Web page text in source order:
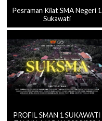
Pesraman Kilat SMA Negeri 1
Sukawati
PROFIL SMAN 1 SUKAWATI